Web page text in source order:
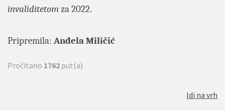
invaliditetomza 2022.
Pripremila: Anđela Miličić
Pročitano 1762 put(a)
Idi na vrh